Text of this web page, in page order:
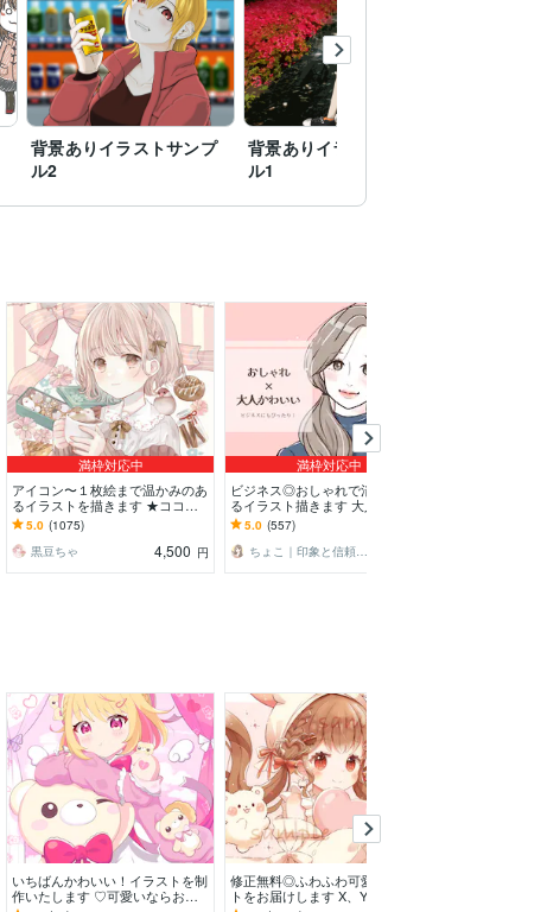
背景ありイラストサンプ
ル2
背景ありイラストサンプ
ル1
満枠対応中
アイコン〜１枚絵まで温かみのあ
るイラストを描きます ★ココナ
ラ自体が初めての方も、お気軽に
ご相談ください♪★
5.0 (1075)
黒豆ちゃ
4,500 円
満枠対応中
ビジネス◎おしゃれで清潔感のあ
るイラスト描きます 大人かわい
いアイコンで信頼度UP！インス
タ・ココナラ用に
5.0 (557)
ちょこ｜印象と信頼を形にするアイコン職人
いちばんかわいい！イラストを制
作いたします ♡可愛いならおま
修正無料◎ふわふわ可愛いイラス
トをお届けします X、YouTube、